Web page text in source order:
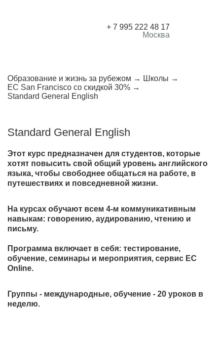
+ 7 995 222 48 17
Москва
Образование и жизнь за рубежом
Школы
EC San Francisco со скидкой 30%
Standard General English
Standard General English
Этот курс предназначен для студентов, которые
хотят повысить свой общий уровень английского
языка, чтобы свободнее общаться на работе, в
путешествиях и повседневной жизни.
На курсах обучают всем 4-м коммуникативным
навыкам: говорению, аудированию, чтению и
письму.
Программа включает в себя: тестирование,
обучение, семинары и мероприятия, сервис EC
Online.
Группы - международные, обучение - 20 уроков в
неделю.